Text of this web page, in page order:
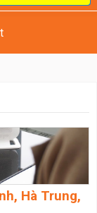
Hà Trung,